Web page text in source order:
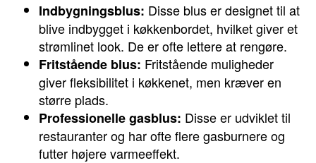
Indbygningsblus: Disse blus er designet til at
blive indbygget i køkkenbordet, hvilket giver et
strømlinet look. De er ofte lettere at rengøre.
Fritstående blus: Fritstående muligheder
giver fleksibilitet i køkkenet, men kræver en
større plads.
Professionelle gasblus: Disse er udviklet til
restauranter og har ofte flere gasburnere og
futter højere varmeeffekt.